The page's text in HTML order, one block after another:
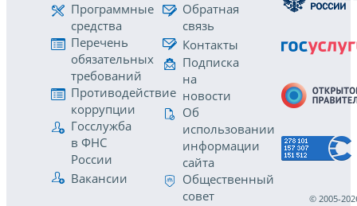
Программные
средства
Перечень
обязательных
требований
Противодействие
коррупции
Госслужба
в ФНС
России
Вакансии
Обратная
связь
Контакты
Подписка
на
новости
Об
использовании
информации
сайта
Общественный
совет
© 2005-